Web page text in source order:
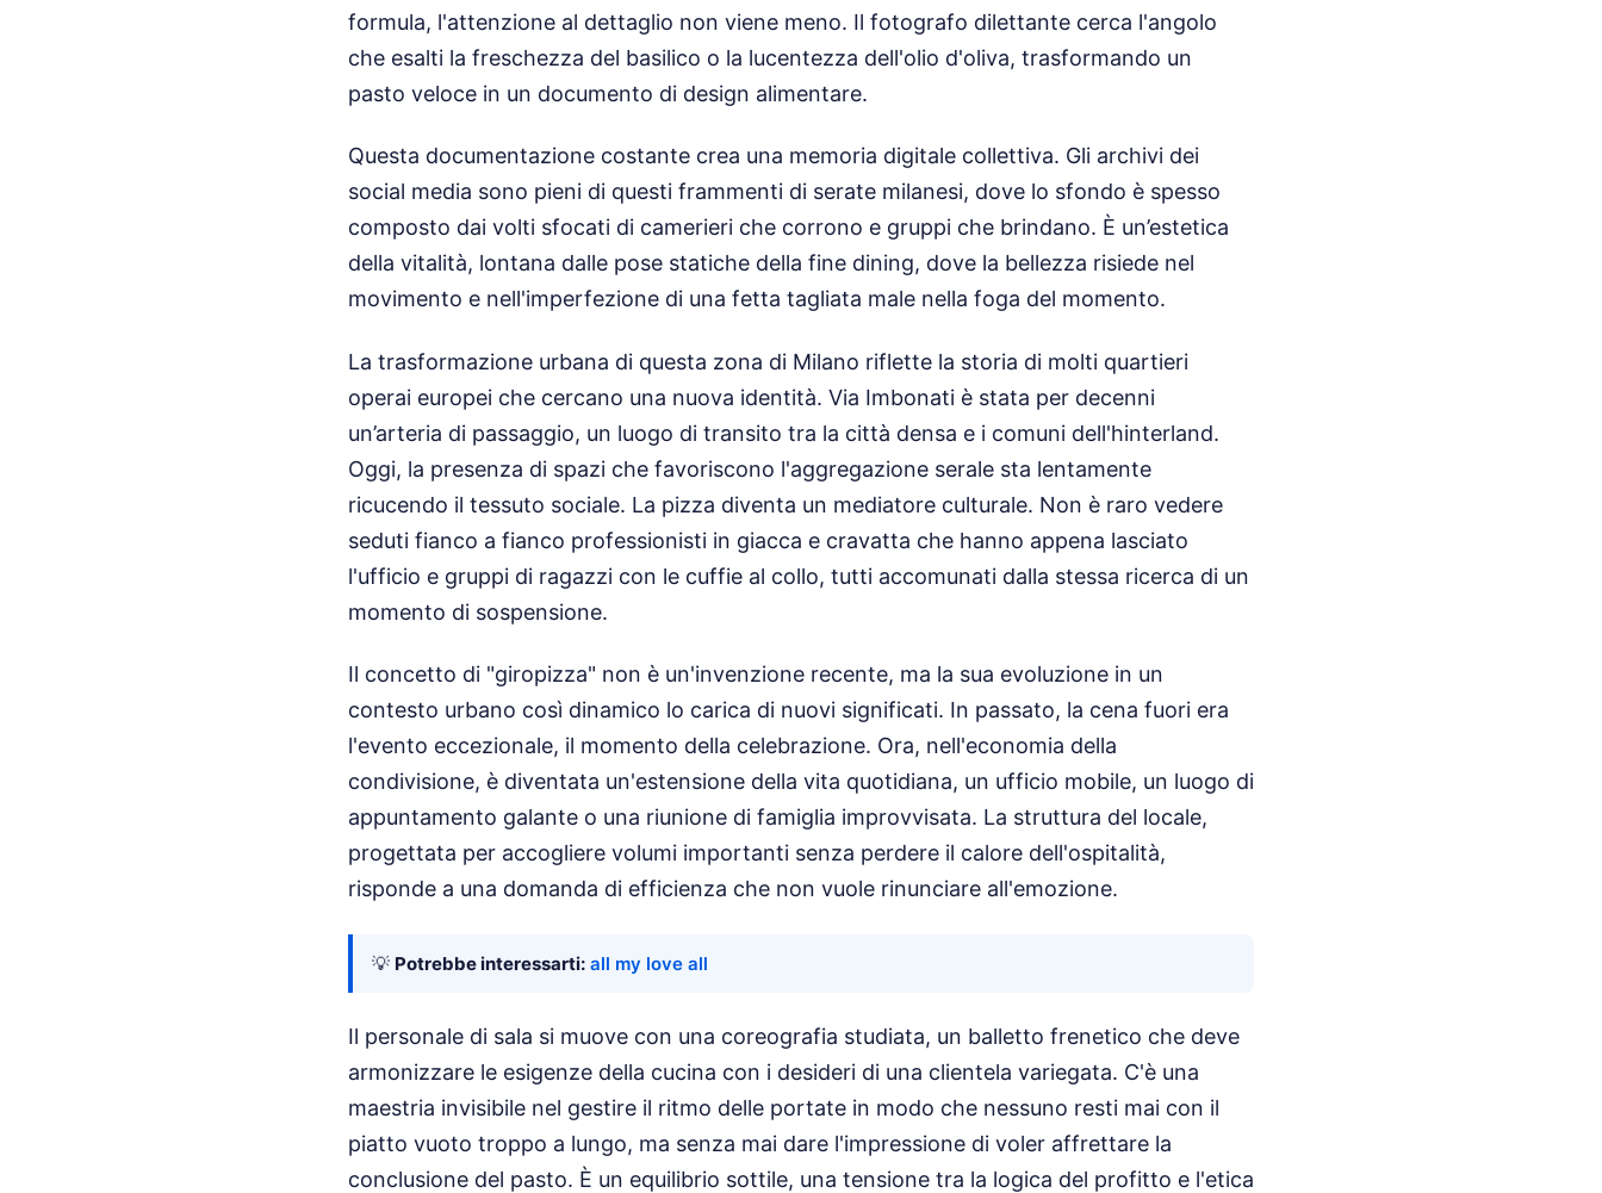
formula, l'attenzione al dettaglio non viene meno. Il fotografo dilettante cerca l'angolo
che esalti la freschezza del basilico o la lucentezza dell'olio d'oliva, trasformando un
pasto veloce in un documento di design alimentare.
Questa documentazione costante crea una memoria digitale collettiva. Gli archivi dei
social media sono pieni di questi frammenti di serate milanesi, dove lo sfondo è spesso
composto dai volti sfocati di camerieri che corrono e gruppi che brindano. È un’estetica
della vitalità, lontana dalle pose statiche della fine dining, dove la bellezza risiede nel
movimento e nell'imperfezione di una fetta tagliata male nella foga del momento.
La trasformazione urbana di questa zona di Milano riflette la storia di molti quartieri
operai europei che cercano una nuova identità. Via Imbonati è stata per decenni
un’arteria di passaggio, un luogo di transito tra la città densa e i comuni dell'hinterland.
Oggi, la presenza di spazi che favoriscono l'aggregazione serale sta lentamente
ricucendo il tessuto sociale. La pizza diventa un mediatore culturale. Non è raro vedere
seduti fianco a fianco professionisti in giacca e cravatta che hanno appena lasciato
l'ufficio e gruppi di ragazzi con le cuffie al collo, tutti accomunati dalla stessa ricerca di un
momento di sospensione.
Il concetto di "giropizza" non è un'invenzione recente, ma la sua evoluzione in un
contesto urbano così dinamico lo carica di nuovi significati. In passato, la cena fuori era
l'evento eccezionale, il momento della celebrazione. Ora, nell'economia della
condivisione, è diventata un'estensione della vita quotidiana, un ufficio mobile, un luogo di
appuntamento galante o una riunione di famiglia improvvisata. La struttura del locale,
progettata per accogliere volumi importanti senza perdere il calore dell'ospitalità,
risponde a una domanda di efficienza che non vuole rinunciare all'emozione.
💡 Potrebbe interessarti: all my love all
Il personale di sala si muove con una coreografia studiata, un balletto frenetico che deve
armonizzare le esigenze della cucina con i desideri di una clientela variegata. C'è una
maestria invisibile nel gestire il ritmo delle portate in modo che nessuno resti mai con il
piatto vuoto troppo a lungo, ma senza mai dare l'impressione di voler affrettare la
conclusione del pasto. È un equilibrio sottile, una tensione tra la logica del profitto e l'etica